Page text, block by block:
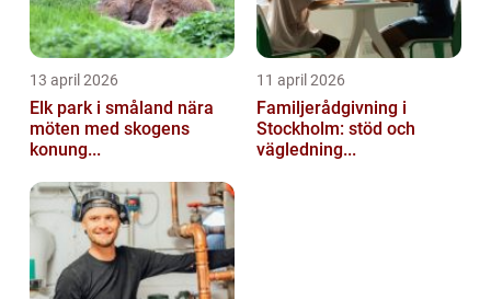
13 april 2026
Elk park i småland nära
möten med skogens
konung...
11 april 2026
Familjerådgivning i
Stockholm: stöd och
vägledning...